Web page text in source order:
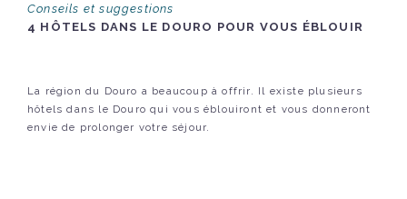
Conseils et suggestions
4 HÔTELS DANS LE DOURO POUR VOUS ÉBLOUIR
La région du Douro a beaucoup à offrir. Il existe plusieurs
hôtels dans le Douro qui vous éblouiront et vous donneront
envie de prolonger votre séjour.